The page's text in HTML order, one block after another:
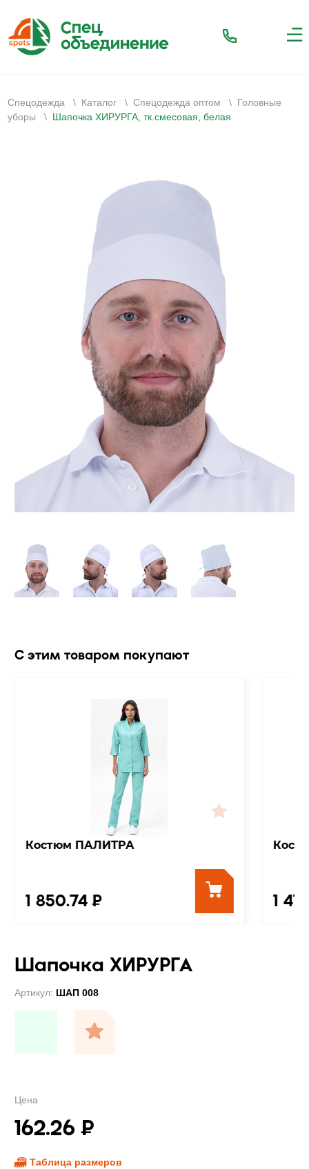
Спецодежда \ Каталог \ Спецодежда оптом \ Головные
уборы
\ Шапочка ХИРУРГА, тк.смесовая, белая
С этим товаром покупают
Костюм ПАЛИТРА
1 850.74 ₽ 1
Шапочка ХИРУРГА
Артикул: ШАП 008
Цена
162.26 ₽
Таблица размеров